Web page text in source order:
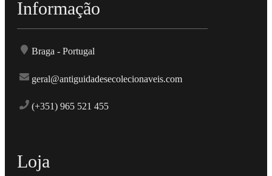
Informação
Braga - Portugal
geral@antiguidadesecolecionaveis.com
(+351) 965 521 455
Loja